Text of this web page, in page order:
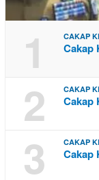
1 CAKAP
Cakap
2 CAKAP
Cakap
3 CAKAP
Cakap